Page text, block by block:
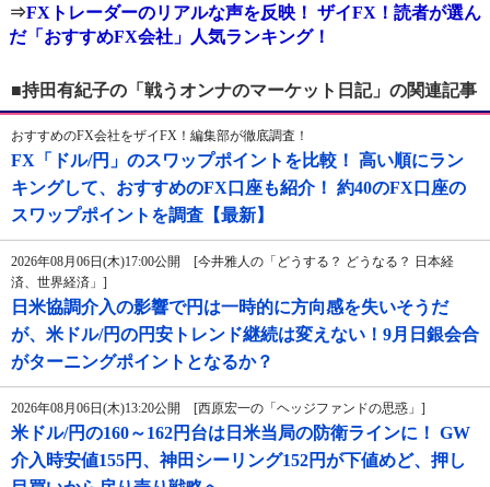
⇒FXトレーダーのリアルな声を反映！ ザイFX！読者が選ん
だ「おすすめFX会社」人気ランキング！
■持田有紀子の「戦うオンナのマーケット日記」の関連記事
おすすめのFX会社をザイFX！編集部が徹底調査！
FX「ドル/円」のスワップポイントを比較！ 高い順にラン
キングして、おすすめのFX口座も紹介！ 約40のFX口座の
スワップポイントを調査【最新】
2026年08月06日(木)17:00公開 [今井雅人の「どうする？ どうなる？ 日本経
済、世界経済」]
日米協調介入の影響で円は一時的に方向感を失いそうだ
が、米ドル/円の円安トレンド継続は変えない！9月日銀会合
がターニングポイントとなるか？
2026年08月06日(木)13:20公開 [西原宏一の「ヘッジファンドの思惑」]
米ドル/円の160～162円台は日米当局の防衛ラインに！ GW
介入時安値155円、神田シーリング152円が下値めど、押し